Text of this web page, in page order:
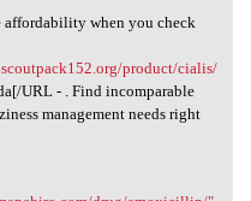
affordability when you check
product/cialis/
URL - . Find incomparable
management needs right